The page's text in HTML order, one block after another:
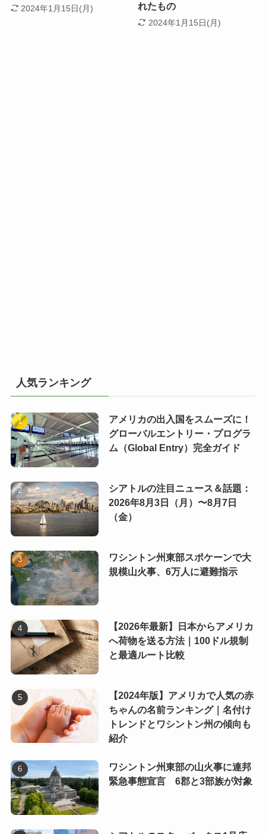
2024年1月15日(月)
れたもの
2024年1月15日(月)
人気ランキング
アメリカの出入国をスムーズに！
グローバルエントリー・プログラ
ム（Global Entry）完全ガイド
シアトルの注目ニュース＆話題：
2026年8月3日（月）〜8月7日
（金）
ワシントン州東部スポケーンで大
規模山火事、6万人に避難指示
【2026年最新】日本からアメリカ
へ荷物を送る方法｜100ドル規制
と最適ルート比較
【2024年版】アメリカで人気の赤
ちゃんの名前ランキング｜名付け
トレンドとワシントン州の傾向も
紹介
ワシントン州東部の山火事に連邦
緊急事態宣言 6郡と3部族が対象